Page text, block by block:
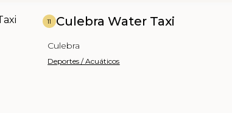
11 Culebra Water Taxi
Culebra
Deportes / Acuáticos